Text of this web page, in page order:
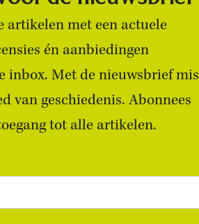
artikelen met een actuele
én aanbiedingen
inbox. Met de nieuwsbrief mis
van geschiedenis. Abonnees
tot alle artikelen.